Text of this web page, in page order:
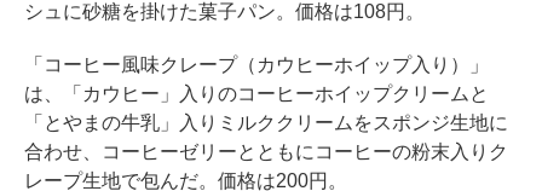
シュに砂糖を掛けた菓子パン。価格は108円。
「コーヒー風味クレープ（カウヒーホイップ入り）」
は、「カウヒー」入りのコーヒーホイップクリームと
「とやまの牛乳」入りミルククリームをスポンジ生地に
合わせ、コーヒーゼリーとともにコーヒーの粉末入りク
レープ生地で包んだ。価格は200円。